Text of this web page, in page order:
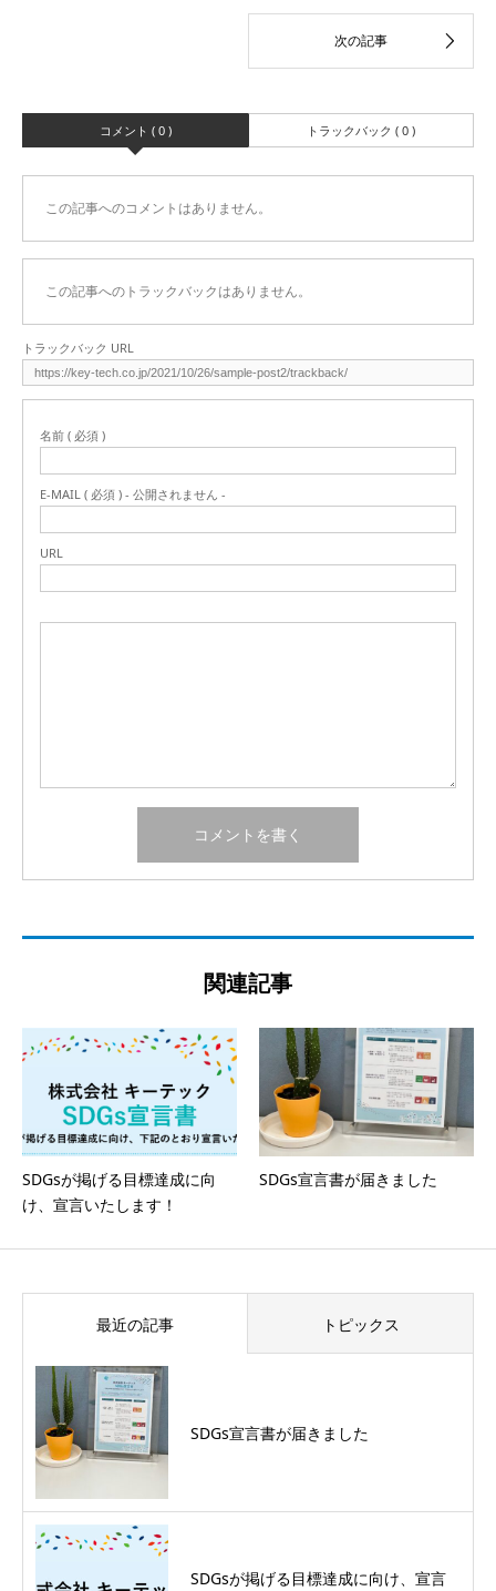
コメント ( 0 ) トラックバック ( 0 )
この記事へのコメントはありません。
この記事へのトラックバックはありません。
トラックバック URL
名前 ( 必須 )
E-MAIL ( 必須 ) - 公開されません -
URL
関連記事
SDGsが掲げる目標達成に向
け、宣言いたします！
SDGs宣言書が届きました
最近の記事 トピックス
SDGs宣言書が届きました
SDGsが掲げる目標達成に向け、宣言